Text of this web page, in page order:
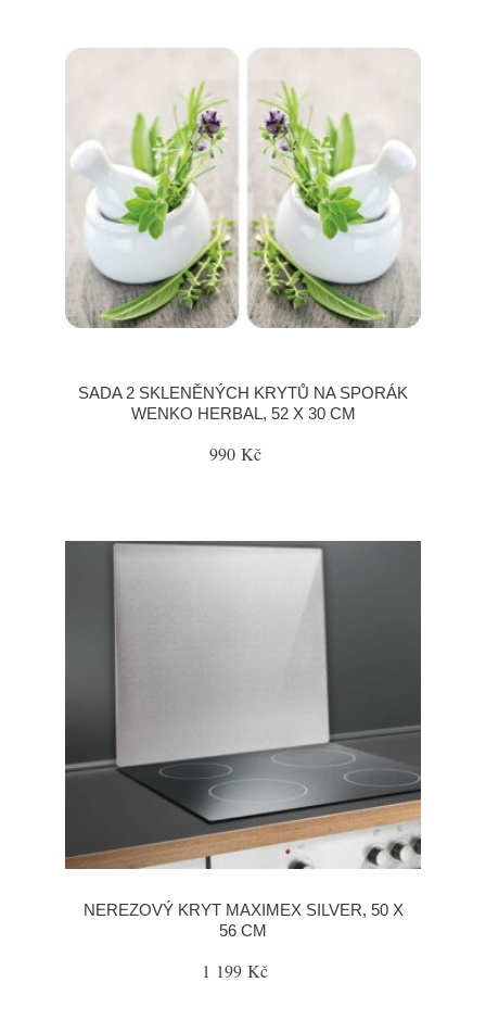
SADA 2 SKLENĚNÝCH KRYTŮ NA SPORÁK
WENKO HERBAL, 52 X 30 CM
990 Kč
NEREZOVÝ KRYT MAXIMEX SILVER, 50 X
56 CM
1 199 Kč